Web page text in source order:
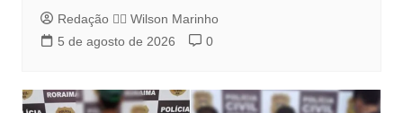
Redação 👨‍⚖️​ Wilson Marinho
5 de agosto de 2026
0